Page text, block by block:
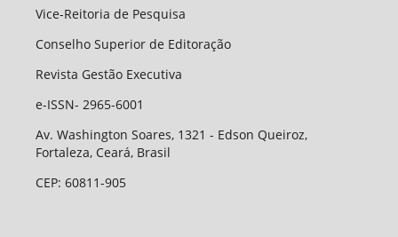
Vice-Reitoria de Pesquisa
Conselho Superior de Editoração
Revista Gestão Executiva
e-ISSN- 2965-6001
Av. Washington Soares, 1321 - Edson Queiroz,
Fortaleza, Ceará, Brasil
CEP: 60811-905